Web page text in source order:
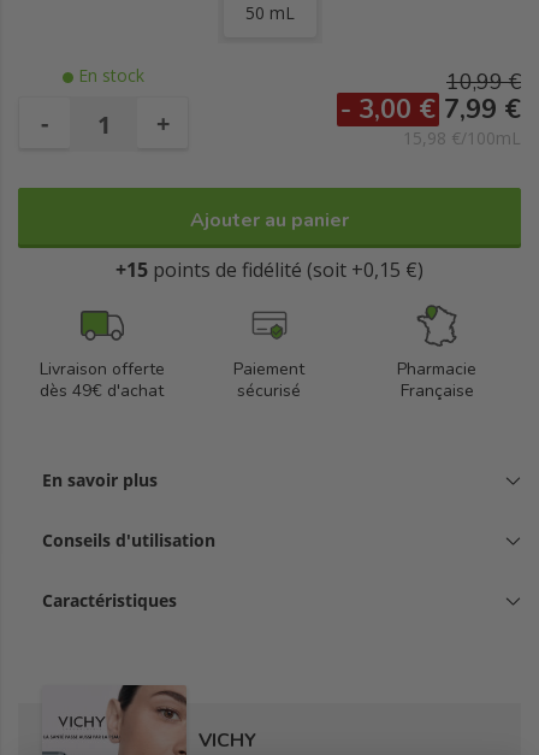
50 mL
En stock
- +
10,99 €
- 3,00 € 7,99 €
15,98 €/100mL
Ajouter au panier
+15 points de fidélité (soit +0,15 €)
Livraison offerte
dès 49€ d'achat
Paiement
sécurisé
Pharmacie
Française
En savoir plus
Conseils d'utilisation
Caractéristiques
VICHY